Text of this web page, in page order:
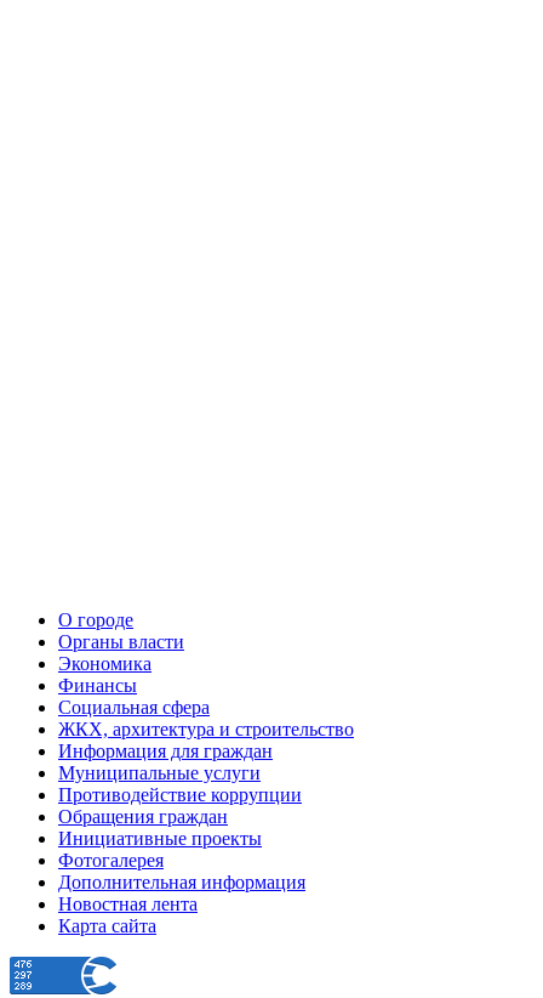
О городе
Органы власти
Экономика
Финансы
Социальная сфера
ЖКХ, архитектура и строительство
Информация для граждан
Муниципальные услуги
Противодействие коррупции
Обращения граждан
Инициативные проекты
Фотогалерея
Дополнительная информация
Новостная лента
Карта сайта